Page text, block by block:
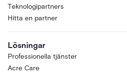
Teknologipartners
Hitta en partner
Lösningar
Professionella tjänster
Acre Care